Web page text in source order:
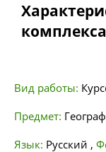
Вид работы:
Предмет:
Язык: Русский ,